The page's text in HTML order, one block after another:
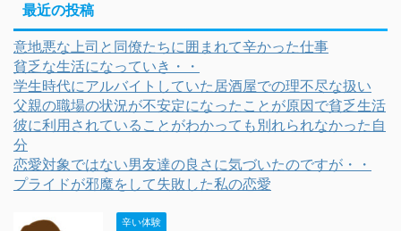
最近の投稿
意地悪な上司と同僚たちに囲まれて辛かった仕事
貧乏な生活になっていき・・
学生時代にアルバイトしていた居酒屋での理不尽な扱い
父親の職場の状況が不安定になったことが原因で貧乏生活
彼に利用されていることがわかっても別れられなかった自
分
恋愛対象ではない男友達の良さに気づいたのですが・・
プライドが邪魔をして失敗した私の恋愛
辛い体験